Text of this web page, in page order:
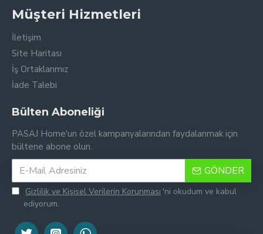
Müşteri Hizmetleri
İletişim
Site Haritası
İş Ortaklarımız
İade Talebi
Bülten Aboneliği
PASAJ Home'un özel kampanyalarından faydalanmak için
bültene abone olun.
GÖNDER
Gizlilik ve Kişisel Verilerin Korunması 'ni okudum ve kabul
ediyorum.